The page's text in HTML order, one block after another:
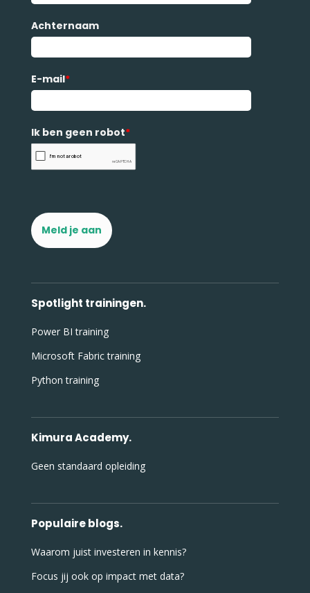
Achternaam
E-mail*
Ik ben geen robot*
Meld je aan
Spotlight trainingen.
Power BI training
Microsoft Fabric training
Python training
Kimura Academy.
Geen standaard opleiding
Populaire blogs.
Waarom juist investeren in kennis?
Focus jij ook op impact met data?